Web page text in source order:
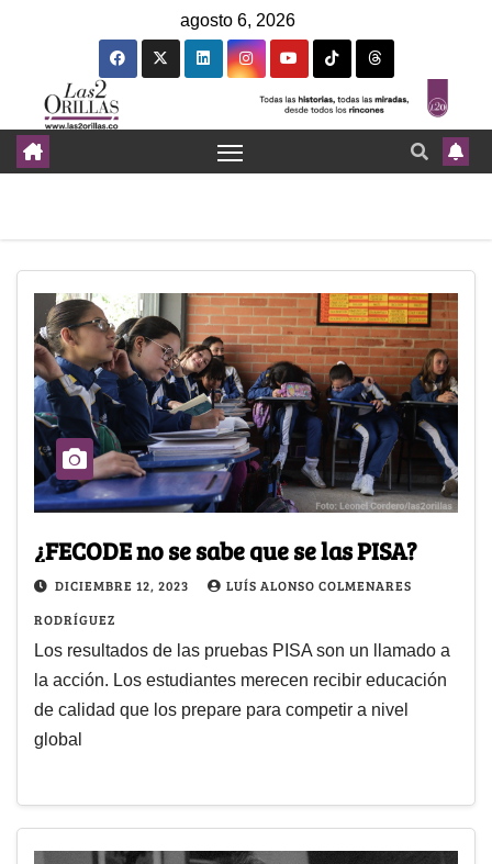
agosto 6, 2026
¿FECODE no se sabe que se las PISA?
DICIEMBRE 12, 2023
LUÍS ALONSO COLMENARES
RODRÍGUEZ
Los resultados de las pruebas PISA son un llamado a
la acción. Los estudiantes merecen recibir educación
de calidad que los prepare para competir a nivel
global